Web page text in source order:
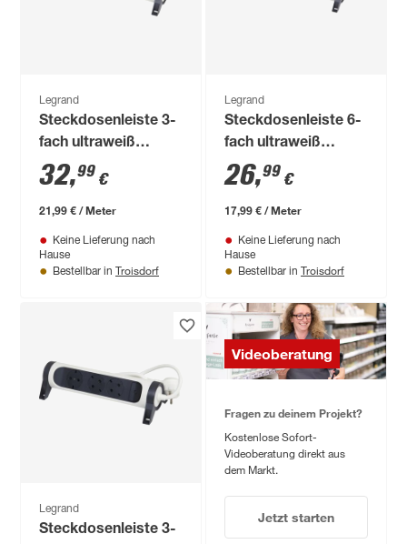
Legrand
Steckdosenleiste 3-
fach ultraweiß
/schwarz USB A+C
drehbar 1,5 m
32,99 €
21,99 € / Meter
Keine Lieferung nach
Hause
Bestellbar in Troisdorf
Legrand
Steckdosenleiste 6-
fach ultraweiß
/schwarz drehbar
1,5 m
26,99 €
17,99 € / Meter
Keine Lieferung nach
Hause
Bestellbar in Troisdorf
Legrand
Steckdosenleiste 3-
Videoberatung
Fragen zu deinem Projekt?
Kostenlose Sofort-
Videoberatung direkt aus
dem Markt.
Jetzt starten